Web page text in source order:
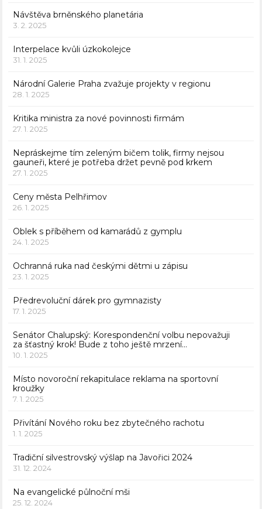
Návštěva brněnského planetária
3. 2. 2025
Interpelace kvůli úzkokolejce
31. 1. 2025
Národní Galerie Praha zvažuje projekty v regionu
28. 1. 2025
Kritika ministra za nové povinnosti firmám
27. 1. 2025
Nepráskejme tím zeleným bičem tolik, firmy nejsou
gauneři, které je potřeba držet pevně pod krkem
27. 1. 2025
Ceny města Pelhřimov
26. 1. 2025
Oblek s příběhem od kamarádů z gymplu
24. 1. 2025
Ochranná ruka nad českými dětmi u zápisu
23. 1. 2025
Předrevoluční dárek pro gymnazisty
17. 1. 2025
Senátor Chalupský: Korespondenční volbu nepovažuji
za šťastný krok! Bude z toho ještě mrzení…
10. 1. 2025
Místo novoroční rekapitulace reklama na sportovní
kroužky
7. 1. 2025
Přivítání Nového roku bez zbytečného rachotu
1. 1. 2025
Tradiční silvestrovský výšlap na Javořici 2024
31. 12. 2024
Na evangelické půlnoční mši
25. 12. 2024